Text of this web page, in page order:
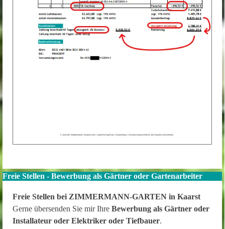
Freie Stellen - Bewerbung als Gärtner oder Gartenarbeiter
Freie Stellen bei ZIMMERMANN-GARTEN in Kaarst
Gerne übersenden Sie mir Ihre Bewerbung als Gärtner oder
Installateur oder Elektriker oder Tiefbauer.